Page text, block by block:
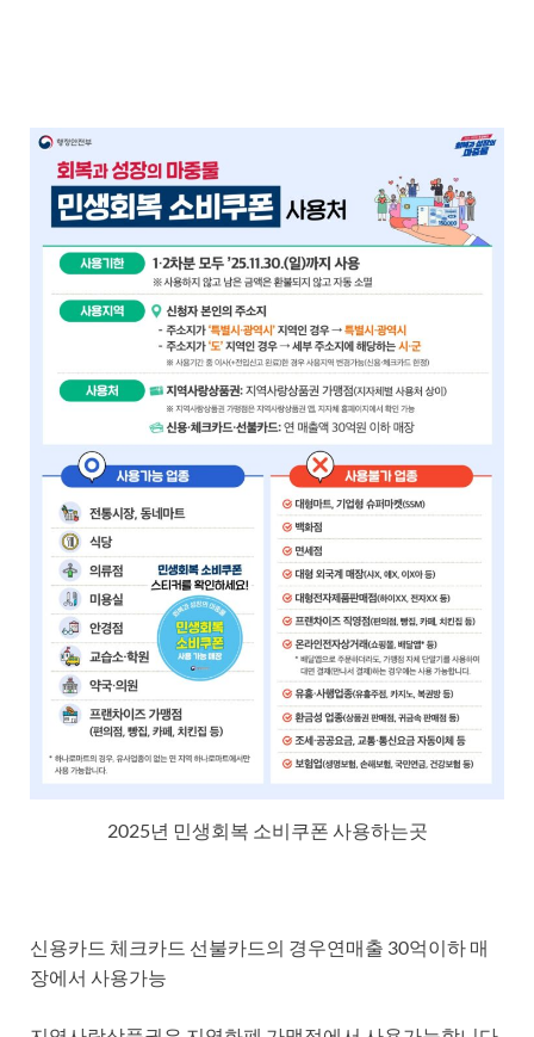
2025년 민생회복 소비쿠폰 사용하는곳
신용카드 체크카드 선불카드의 경우연매출 30억이하 매
장에서 사용가능